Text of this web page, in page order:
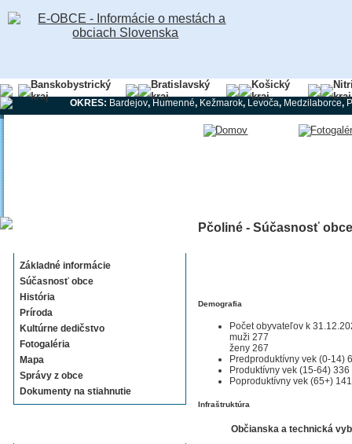
Banskobystrický
kraj
Bratislavský
kraj
Košický
kraj
kraj
OKRES: Bardejov,Humenné, Kežmarok, Levoča, Medzilaborce,
Základné informácie
Súčasnosť obce
História
Príroda
Kultúrne dedičstvo
Fotogaléria
Mapa
Správy z obce
Dokumenty na stiahnutie
Pčoliné - Súčasnosť obce
Demografia
Počet obyvateľov k
muži 277
ženy 267
Predproduktívny vek (0-14)
Produktívny vek (15-64) 336
Poproduktívny vek (65+) 141
Infraštruktúra
Občianska a technická